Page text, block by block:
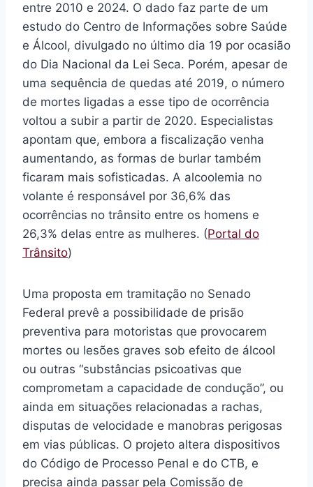
entre 2010 e 2024. O dado faz parte de um
estudo do Centro de Informações sobre Saúde
e Álcool, divulgado no último dia 19 por ocasião
do Dia Nacional da Lei Seca. Porém, apesar de
uma sequência de quedas até 2019, o número
de mortes ligadas a esse tipo de ocorrência
voltou a subir a partir de 2020. Especialistas
apontam que, embora a fiscalização venha
aumentando, as formas de burlar também
ficaram mais sofisticadas. A alcoolemia no
volante é responsável por 36,6% das
ocorrências no trânsito entre os homens e
26,3% delas entre as mulheres. (Portal do
Trânsito)
Uma proposta em tramitação no Senado
Federal prevê a possibilidade de prisão
preventiva para motoristas que provocarem
mortes ou lesões graves sob efeito de álcool
ou outras “substâncias psicoativas que
comprometam a capacidade de condução”, ou
ainda em situações relacionadas a rachas,
disputas de velocidade e manobras perigosas
em vias públicas. O projeto altera dispositivos
do Código de Processo Penal e do CTB, e
precisa ainda passar pela Comissão de